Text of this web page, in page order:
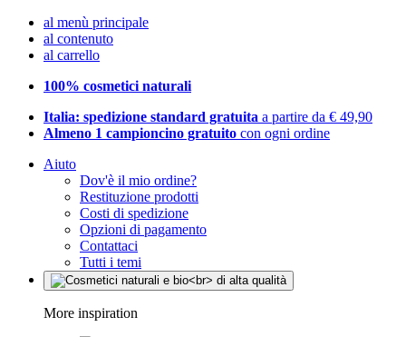
al menù principale
al contenuto
al carrello
100% cosmetici naturali
Italia: spedizione standard gratuita a partire da € 49,90
Almeno 1 campioncino gratuito con ogni ordine
Aiuto
Dov'è il mio ordine?
Restituzione prodotti
Costi di spedizione
Opzioni di pagamento
Contattaci
Tutti i temi
More inspiration